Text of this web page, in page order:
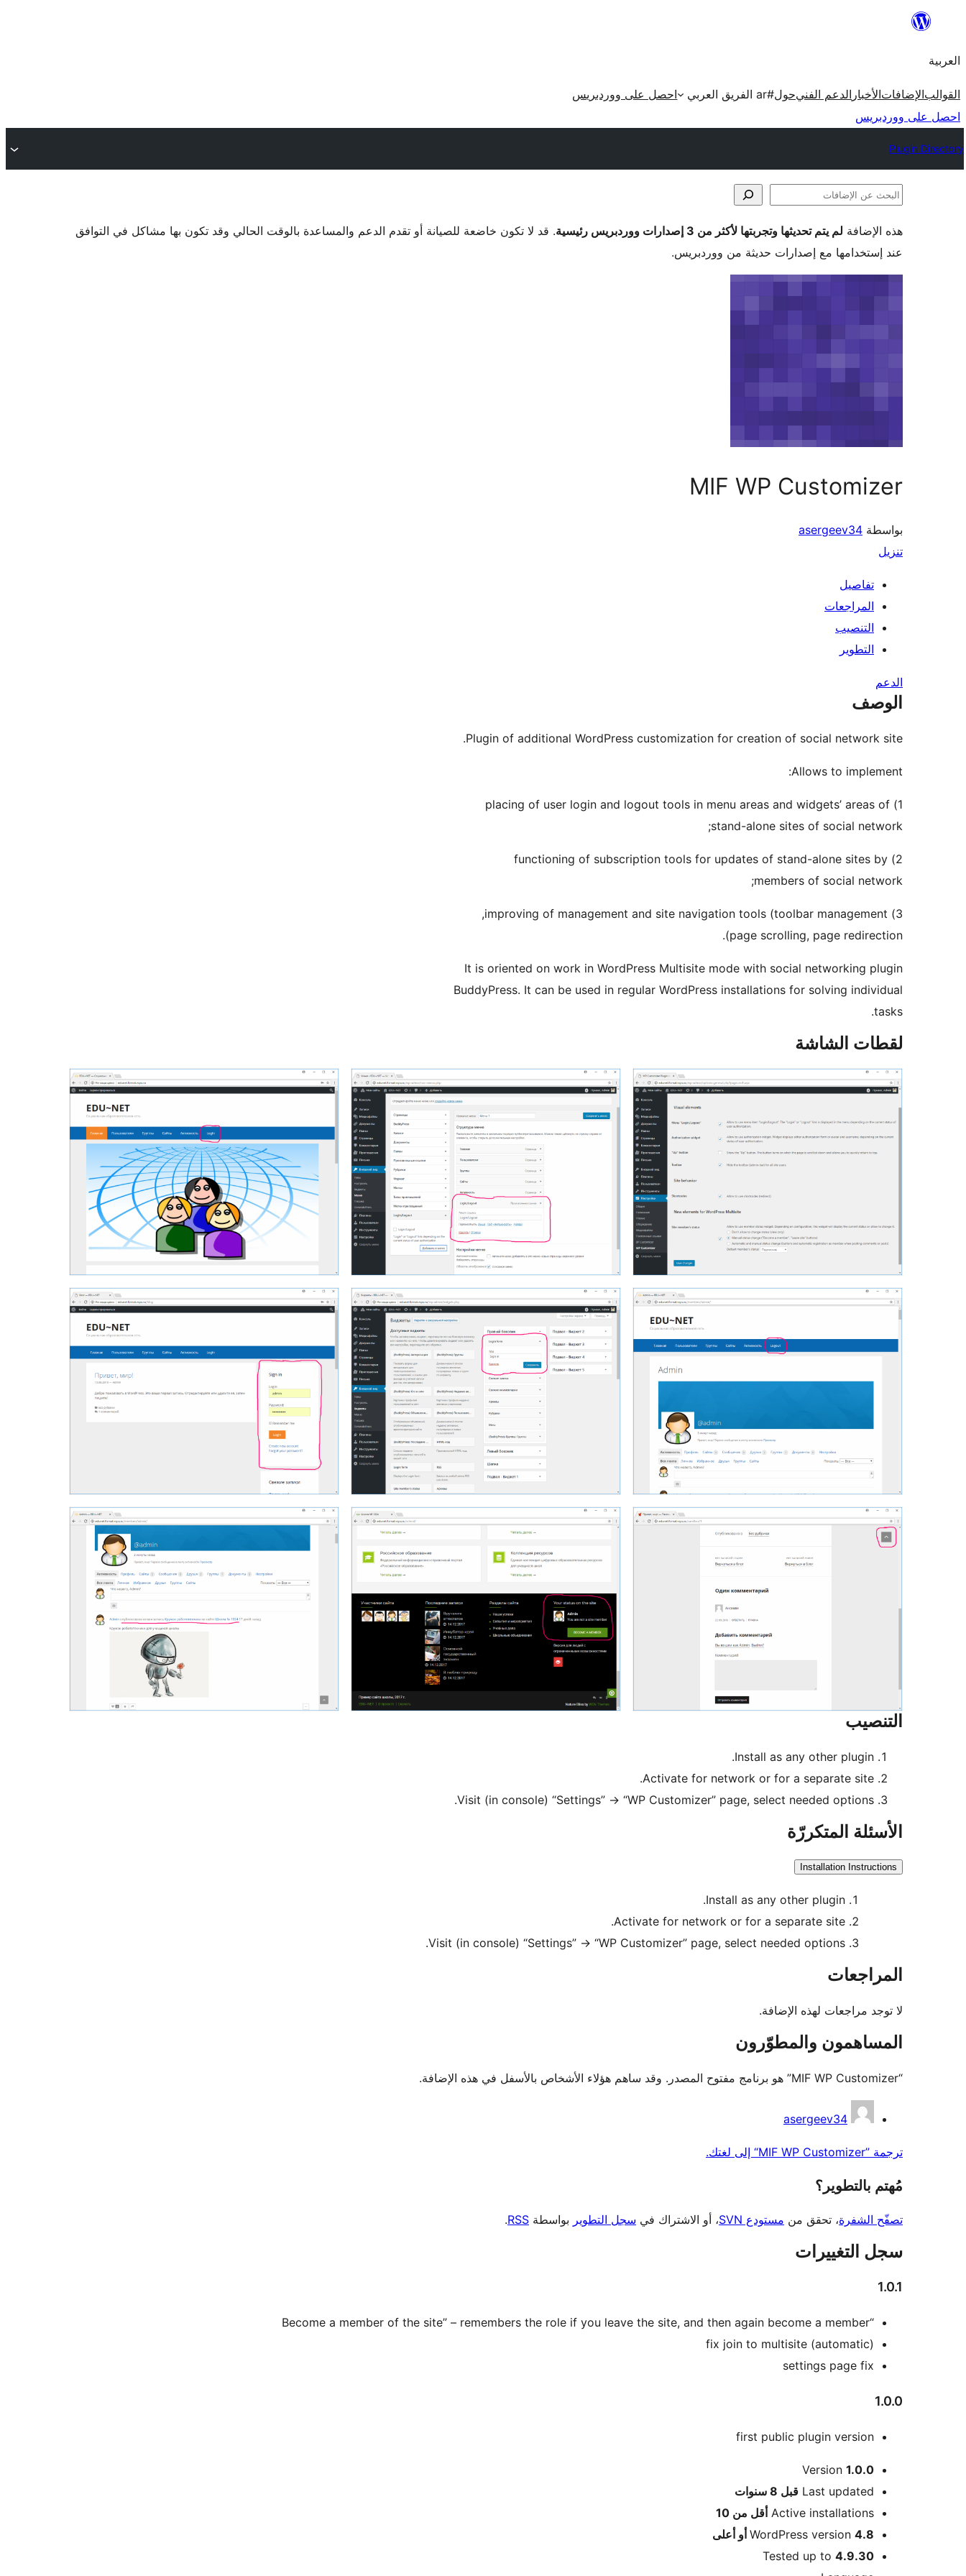
المحتوى
العربية
القوالبالإضافاتالأخبار الدعم الفنيحول#ar الفريق العربي
احصل على ووردبريس
احصل على ووردبريس
Plugin Directory
البحث
الإضافات
هذه الإضافة لم يتم تحديثها وتجربتها لأكثر من 3 إصدارات ووردبريس رئيسية
. قد لا تكون خاضعة للصيانة أو تقدم الدعم والمساعدة بالوقت الحالي وقد تكون بها مشاكل في التوافق
عند إستخدامها مع إصدارات حديثة من ووردبريس.
MIF WP Customizer
بواسطة asergeev34
تنزيل
تفاصيل
المراجعات
التنصيب
التطوير
الدعم
الوصف
Plugin of additional WordPress customization for creation of social network site.
Allows to implement:
1) placing of user login and logout tools in menu areas and widgets’ areas of
stand-alone sites of social network;
2) functioning of subscription tools for updates of stand-alone sites by
members of social network;
3) improving of management and site navigation tools (toolbar management,
page scrolling, page redirection).
It is oriented on work in WordPress Multisite mode with social networking plugin
BuddyPress. It can be used in regular WordPress installations for solving individual
tasks.
لقطات الشاشة
التنصيب
Install as any other plugin.
Activate for network or for a separate site.
Visit (in console) “Settings” -> “WP Customizer” page, select needed options.
الأسئلة المتكررّة
Installation Instructions
Install as any other plugin.
Activate for network or for a separate site.
Visit (in console) “Settings” -> “WP Customizer” page, select needed options.
المراجعات
لا توجد مراجعات لهذه الإضافة.
المساهمون والمطوّرون
“MIF WP Customizer” هو برنامج مفتوح المصدر. وقد ساهم هؤلاء الأشخاص بالأسفل في هذه الإضافة.
المساهمون
asergeev34
ترجمة ”MIF WP Customizer“ إلى لغتك.
مُهتم بالتطوير؟
تصفّح الشفرة، تحقق من مستودع SVN ، أو الاشتراك في سجل التطوير بواسطة RSS
.
سجل التغييرات
1.0.1
“Become a member of the site” – remembers the role if you leave the site, and then again become a member
fix join to multisite (automatic)
settings page fix
1.0.0
first public plugin version
ميتا
Meta
Version 1.0.0
Last updated قبل 8 سنوات
Active installations أقل من 10
WordPress version 4.8 أو أعلى
Tested up to 4.9.30